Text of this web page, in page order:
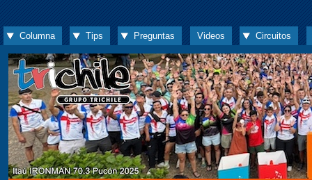
Columna Tips Preguntas Videos Circuitos